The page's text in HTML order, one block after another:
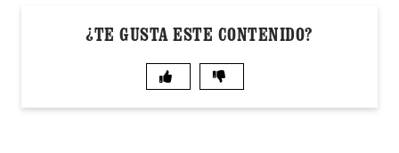
¿TE GUSTA ESTE CONTENIDO?